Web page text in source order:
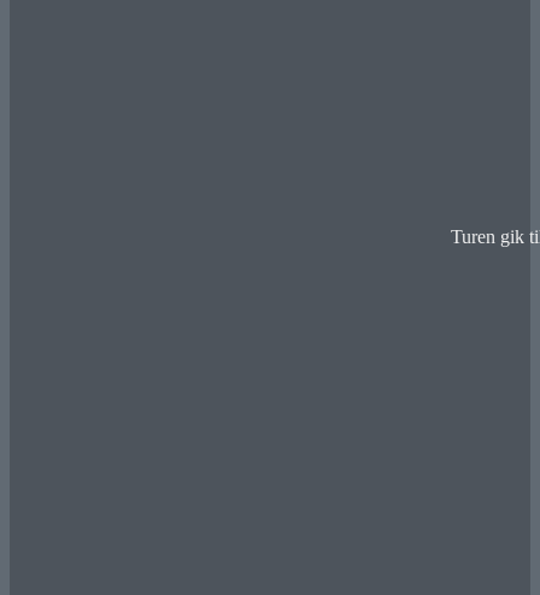
Turen gik